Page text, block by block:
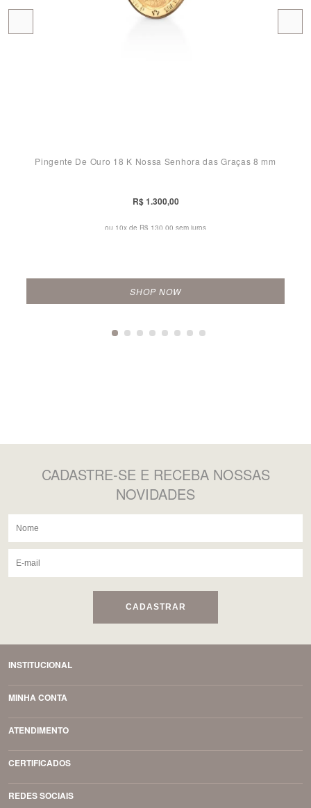
Pingente De Ouro 18 K Nossa Senhora das Graças 8 mm
R$ 1.300,00
ou 10x de R$ 130,00 sem juros
SHOP NOW
CADASTRE-SE E RECEBA NOSSAS
NOVIDADES
CADASTRAR
INSTITUCIONAL
MINHA CONTA
ATENDIMENTO
CERTIFICADOS
REDES SOCIAIS